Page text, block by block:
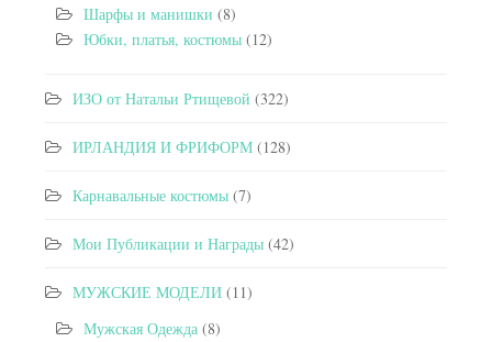
Шарфы и манишки (8)
Юбки, платья, костюмы (12)
ИЗО от Натальи Ртищевой (322)
ИРЛАНДИЯ И ФРИФОРМ (128)
Карнавальные костюмы (7)
Мои Публикации и Награды (42)
МУЖСКИЕ МОДЕЛИ (11)
Мужская Одежда (8)